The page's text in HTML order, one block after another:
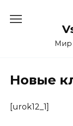
Мир
Новые
[urok12_1]